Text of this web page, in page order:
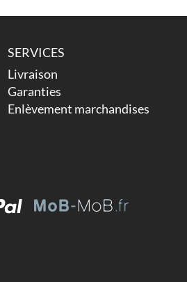
SERVICES
Livraison
Garanties
Enlèvement marchandises